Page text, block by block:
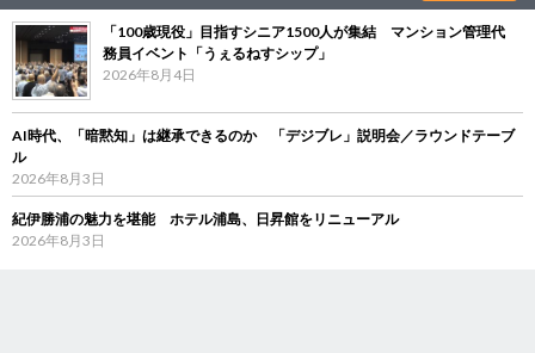
「100歳現役」目指すシニア1500人が集結 マンション管理代
務員イベント「うぇるねすシップ」
2026年8月4日
AI時代、「暗黙知」は継承できるのか 「デジブレ」説明会／ラウンドテーブ
ル
2026年8月3日
紀伊勝浦の魅力を堪能 ホテル浦島、日昇館をリニューアル
2026年8月3日